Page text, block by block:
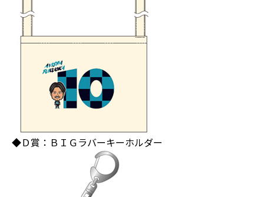
◆Ｄ賞：ＢＩＧラバーキーホルダー